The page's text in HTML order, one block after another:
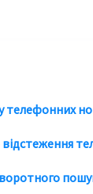
телефонних